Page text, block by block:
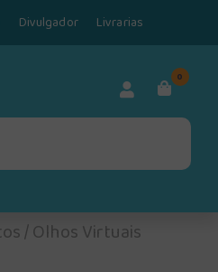
Divulgador Livrarias
0
/Olhos Virtuais